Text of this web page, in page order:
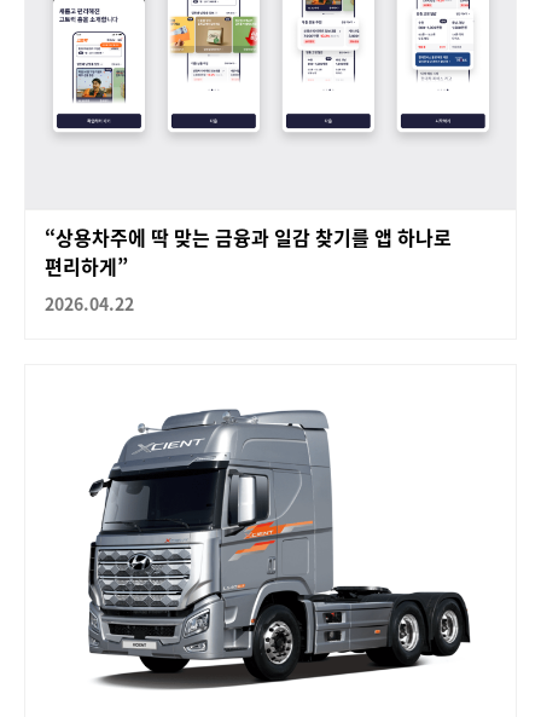
“상용차주에 딱 맞는 금융과 일감 찾기를 앱 하나로
편리하게”
2026.04.22